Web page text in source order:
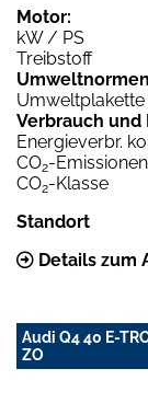
Motor:
kW / PS
Treibstoff
Umweltplakette
Verbrauch und
Energieverbr.
CO2-
CO2-Klasse
Standort
Details zum
Audi Q4 40 E-
ZO